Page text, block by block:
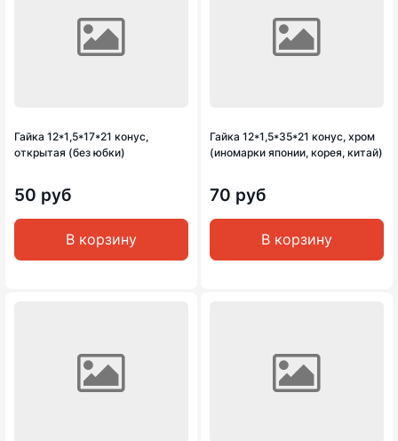
Гайка 12*1,5*17*21 конус,
открытая (без юбки)
50 руб
В корзину
Гайка 12*1,5*35*21 конус, хром
(иномарки японии, корея, китай)
70 руб
В корзину